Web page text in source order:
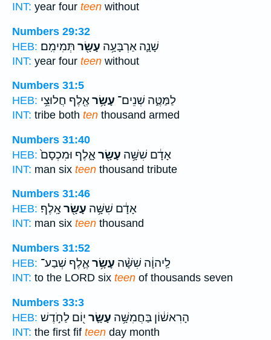
INT: year four teen without
Numbers 29:32
HEB:
שָׁנָ֛ה אַרְבָּעָ֥ה עָשָׂ֖ר תְּמִימִֽם׃
INT: year four teen without
Numbers 31:5
HEB:
לַמַּטֶּ֑ה שְׁנֵים־ עָשָׂ֥ראֶ֖לֶף חֲלוּצֵ֥י
INT: tribe both ten thousand armed
Numbers 31:40
HEB:
אָדָ֔ם שִׁשָּׁ֥ה עָשָׂ֖ראָ֑לֶף וּמִכְסָם֙
INT: man six teen thousand tribute
Numbers 31:46
HEB:
אָדָ֔ם שִׁשָּׁ֥ה עָשָׂ֖ראָֽלֶף׃
INT: man six teen thousand
Numbers 31:52
HEB:
לַֽיהוָ֔ה שִׁשָּׁ֨ה עָשָׂ֥ראֶ֛לֶף שְׁבַע־
INT: to the LORD six teen of thousands seven
Numbers 33:3
HEB:
הָרִאשׁ֔וֹן בַּחֲמִשָּׁ֥ה עָשָׂ֛ר י֖וֹם לַחֹ֣דֶשׁ
INT: the first fif teen day month